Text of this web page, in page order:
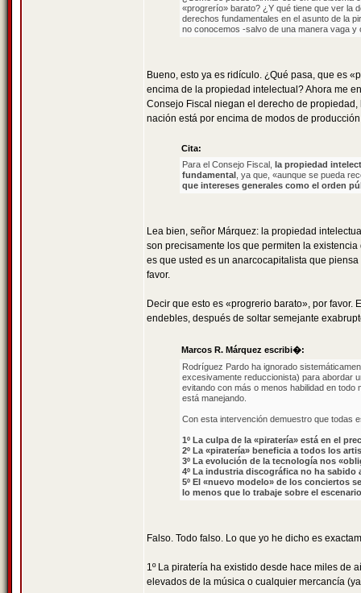
«progrerío» barato? ¿Y qué tiene que ver la
derechos fundamentales en el asunto de la
no conocemos -salvo de una manera vaga
Bueno, esto ya es ridículo. ¿Qué pasa, que es
encima de la propiedad intelectual? Ahora me
Consejo Fiscal niegan el derecho de
nación está por encima de modos de
Cita:
Para el Consejo Fiscal, la propiedad
fundamental, ya que, «aunque se pueda
que intereses generales como el orden
Lea bien, señor Márquez: la propiedad
son precisamente los que permiten la
es que usted es un anarcocapitalista que
favor.
Decir que esto es «progrerio barato», por
endebles, después de soltar semejante
Marcos R. Márquez escribi�:
Rodríguez Pardo ha ignorado
excesivamente reduccionista) para abordar
evitando con más o menos habilidad en
está manejando.
Con esta intervención demuestro que todas
1º La culpa de la «piratería» está en el
2º La «piratería» beneficia a todos los
3º La evolución de la tecnología nos
4º La industria discográfica no ha sabido
5º El «nuevo modelo» de los conciertos
lo menos que lo trabaje sobre el
Falso. Todo falso. Lo que yo he dicho es
1º La piratería ha existido desde hace miles de
elevados de la música o cualquier mercancía